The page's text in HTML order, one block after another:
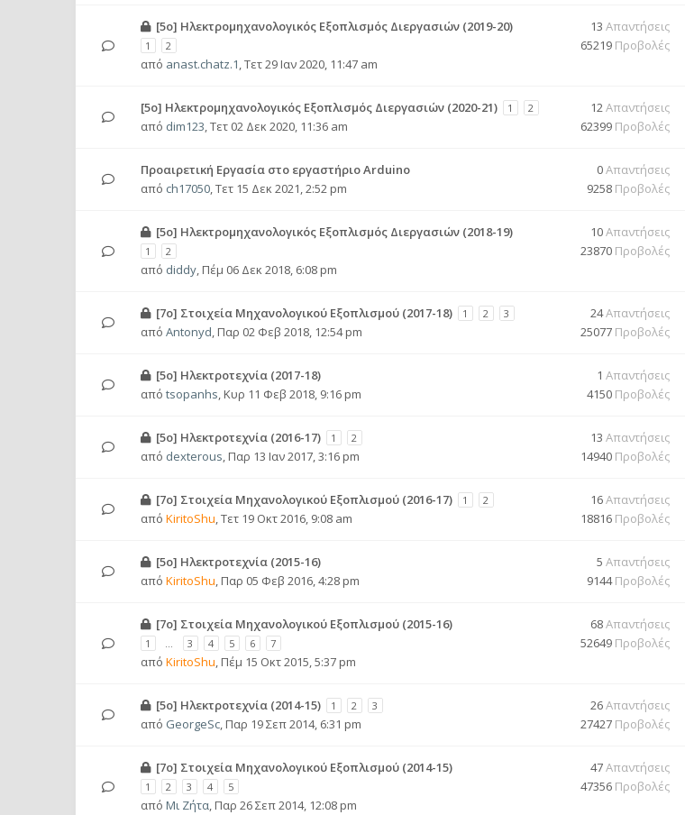
[5ο] Ηλεκτρομηχανολογικός Εξοπλισμός Διεργασιών (2019-20)
1 2
από anast.chatz.1,Τετ 29 Ιαν 2020, 11:47 am
13 Απαντήσεις
65219 Προβολές
[5ο] Ηλεκτρομηχανολογικός Εξοπλισμός Διεργασιών (2020-21) 1 2
από dim123,Τετ 02 Δεκ 2020, 11:36 am
12Απαντήσεις
62399 Προβολές
Προαιρετική Εργασία στο εργαστήριο Arduino
από ch17050,Τετ 15 Δεκ 2021, 2:52 pm
0Απαντήσεις
9258 Προβολές
[5ο] Ηλεκτρομηχανολογικός Εξοπλισμός Διεργασιών (2018-19)
1 2
από diddy, Πέμ 06 Δεκ 2018, 6:08 pm
10Απαντήσεις
23870 Προβολές
[7ο] Στοιχεία Μηχανολογικού Εξοπλισμού (2017-18) 1 2 3
από Antonyd, Παρ 02 Φεβ 2018, 12:54 pm
24Απαντήσεις
25077 Προβολές
[5ο] Ηλεκτροτεχνία (2017-18)
από tsopanhs, Κυρ 11 Φεβ 2018, 9:16 pm
1 Απαντήσεις
4150 Προβολές
[5ο] Ηλεκτροτεχνία (2016-17) 1 2
από dexterous, Παρ 13 Ιαν 2017, 3:16 pm
13 Απαντήσεις
14940 Προβολές
[7ο] Στοιχεία Μηχανολογικού Εξοπλισμού (2016-17) 1 2
από KiritoShu,Τετ 19 Οκτ 2016, 9:08 am
16Απαντήσεις
18816 Προβολές
[5ο] Ηλεκτροτεχνία (2015-16)
από KiritoShu, Παρ 05 Φεβ 2016, 4:28 pm
5 Απαντήσεις
9144Προβολές
[7ο] Στοιχεία Μηχανολογικού Εξοπλισμού (2015-16)
1 … 3 4 5 6 7
από KiritoShu, Πέμ 15 Οκτ 2015, 5:37 pm
68Απαντήσεις
52649 Προβολές
[5ο] Ηλεκτροτεχνία (2014-15) 1 2 3
από GeorgeSc, Παρ 19 Σεπ 2014, 6:31 pm
26Απαντήσεις
27427 Προβολές
[7ο] Στοιχεία Μηχανολογικού Εξοπλισμού (2014-15)
1 2 3 4 5
από Μι Ζήτα, Παρ 26 Σεπ 2014, 12:08 pm
47Απαντήσεις
47356 Προβολές